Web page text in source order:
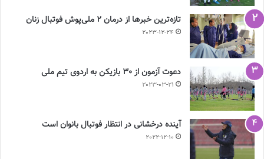
تازه‌ترین خبرها از درمان ۲ ملی‌پوش فوتبال زنان
2023-12-24
دعوت آزمون از 30 بازیکن به اردوی تیم ملی
2023-03-21
آینده درخشانی در انتظار فوتبال بانوان است
2022-12-10